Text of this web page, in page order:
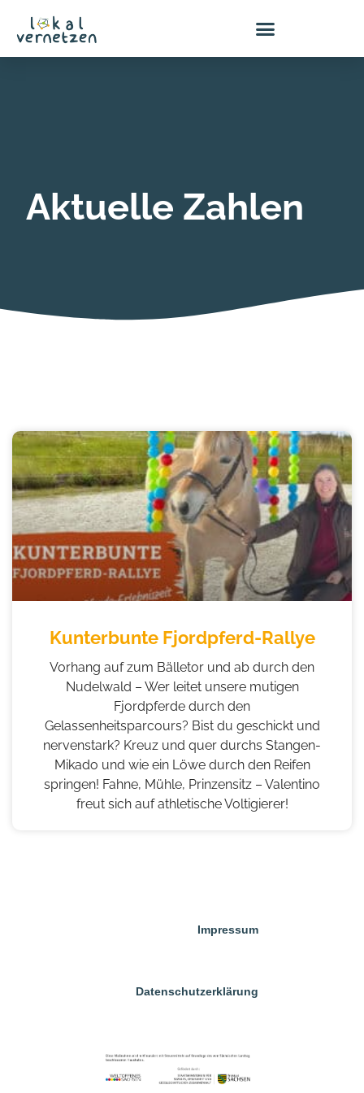
Inhalt
springen
Aktuelle Zahlen
Kunterbunte Fjordpferd-Rallye
Vorhang auf zum Bälletor und ab durch den
Nudelwald – Wer leitet unsere mutigen
Fjordpferde durch den
Gelassenheitsparcours? Bist du geschickt und
nervenstark? Kreuz und quer durchs Stangen-
Mikado und wie ein Löwe durch den Reifen
springen! Fahne, Mühle, Prinzensitz – Valentino
freut sich auf athletische Voltigierer!
Impressum
Datenschutzerklärung